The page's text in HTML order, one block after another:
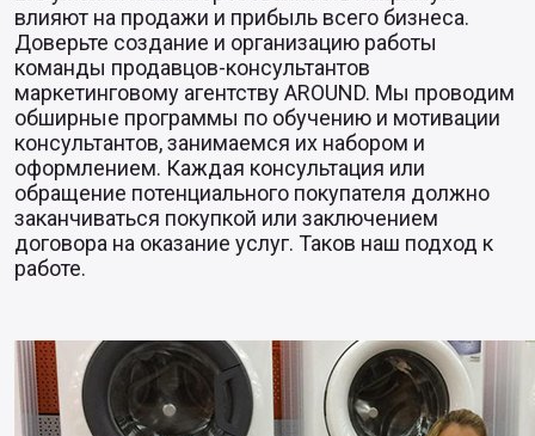
влияют на продажи и прибыль всего бизнеса.
Доверьте создание и организацию работы
команды продавцов-консультантов
маркетинговому агентству AROUND. Мы проводим
обширные программы по обучению и мотивации
консультантов, занимаемся их набором и
оформлением. Каждая консультация или
обращение потенциального покупателя должно
заканчиваться покупкой или заключением
договора на оказание услуг. Таков наш подход к
работе.